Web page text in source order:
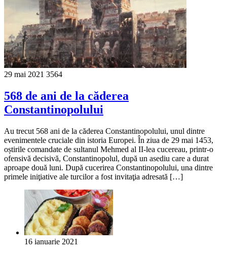
29 mai 2021 3564
568 de ani de la căderea
Constantinopolului
Au trecut 568 ani de la căderea Constantinopolului, unul dintre
evenimentele cruciale din istoria Europei. În ziua de 29 mai 1453,
oștirile comandate de sultanul Mehmed al II-lea cucereau, printr-o
ofensivă decisivă, Constantinopolul, după un asediu care a durat
aproape două luni. După cucerirea Con­stan­ti­no­polului, una dintre
primele iniţiative ale turcilor a fost invitaţia adresată […]
16 ianuarie 2021